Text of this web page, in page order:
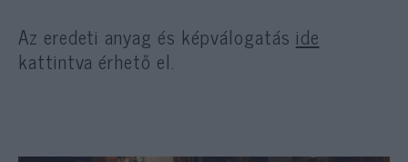
Az eredeti anyag és képválogatás ide
kattintva érhető el.